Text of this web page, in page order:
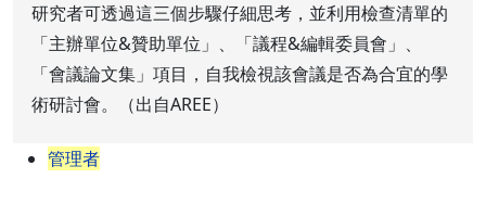
研究者可透過這三個步驟仔細思考，並利用檢查清單的
「主辦單位&贊助單位」、「議程&編輯委員會」、
「會議論文集」項目，自我檢視該會議是否為合宜的學
術研討會。（出自AREE）
管理者